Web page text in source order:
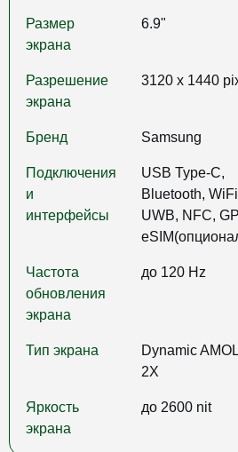
Размер
экрана
6.9"
Разрешение
экрана
3120 x 1440
Бренд Samsung
Подключения
и
интерфейсы
USB Type-C,
Bluetooth,
UWB, NFC,
Частота
обновления
экрана
до 120 Hz
Тип экрана
Dynamic
2X
Яркость
экрана
до 2600 nit